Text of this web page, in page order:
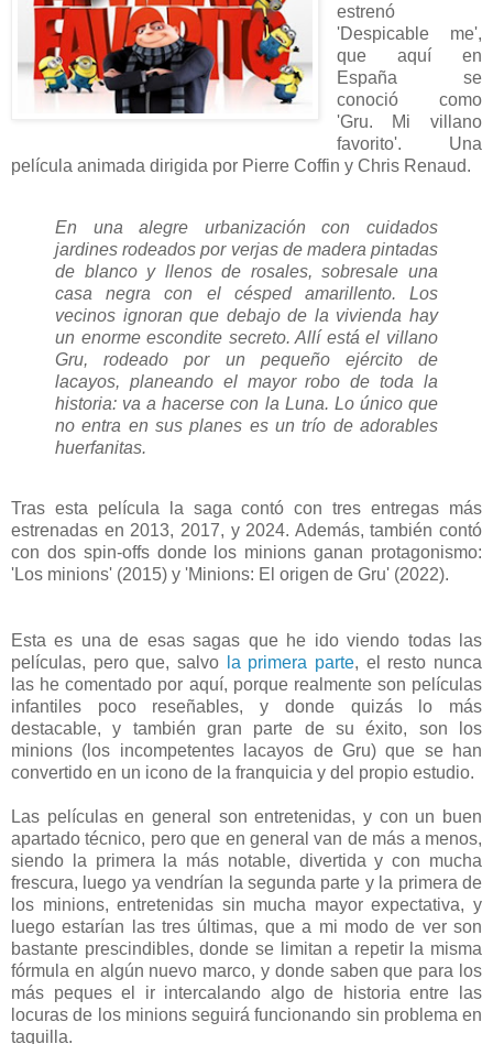
estrenó
'Despicable me',
que aquí en
España se
conoció como
'Gru. Mi villano
favorito'. Una
película animada dirigida por Pierre Coffin y Chris Renaud.
En una alegre urbanización con cuidados
jardines rodeados por verjas de madera pintadas
de blanco y llenos de rosales, sobresale una
casa negra con el césped amarillento. Los
vecinos ignoran que debajo de la vivienda hay
un enorme escondite secreto. Allí está el villano
Gru, rodeado por un pequeño ejército de
lacayos, planeando el mayor robo de toda la
historia: va a hacerse con la Luna. Lo único que
no entra en sus planes es un trío de adorables
huerfanitas.
Tras esta película la saga contó con tres entregas más
estrenadas en 2013, 2017, y 2024. Además, también contó
con dos spin-offs donde los minions ganan protagonismo:
'Los minions' (2015) y 'Minions: El origen de Gru' (2022).
Esta es una de esas sagas que he ido viendo todas las
películas, pero que, salvo
la primera parte, el resto nunca
las he comentado por aquí, porque realmente son películas
infantiles poco reseñables, y donde quizás lo más
destacable, y también gran parte de su éxito, son los
minions (los incompetentes lacayos de Gru) que se han
convertido en un icono de la franquicia y del propio estudio.
Las películas en general son entretenidas, y con un buen
apartado técnico, pero que en general van de más a menos,
siendo la primera la más notable, divertida y con mucha
frescura, luego ya vendrían la segunda parte y la primera de
los minions, entretenidas sin mucha mayor expectativa, y
luego estarían las tres últimas, que a mi modo de ver son
bastante prescindibles, donde se limitan a repetir la misma
fórmula en algún nuevo marco, y donde saben que para los
más peques el ir intercalando algo de historia entre las
locuras de los minions seguirá funcionando sin problema en
taquilla.